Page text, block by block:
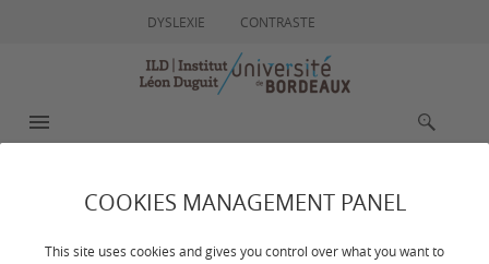
COOKIES MANAGEMENT PANEL
This site uses cookies and gives you control over what you want to
DYSLEXIE CONTRASTE
MENU RECHERCHE
ADA Kini